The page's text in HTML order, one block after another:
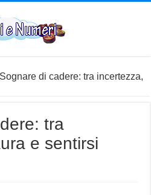
Sognare di cadere: tra incertezza,
tra
e sentirsi